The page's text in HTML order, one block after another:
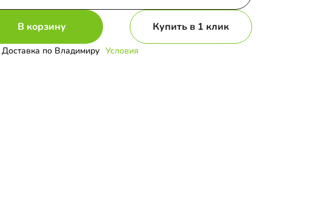
В корзину Купить в 1 клик
Доставка по Владимиру Условия